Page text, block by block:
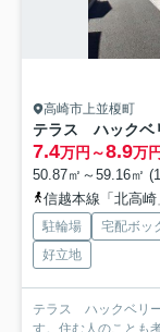
高崎市上並榎町
テラス ハックベ
7.4万円～8.9万円
50.87㎡～59.16㎡
信越本線「北高
駐輪場 宅配ボッ
好立地
テラス ハックベリ
す。住む人のことも